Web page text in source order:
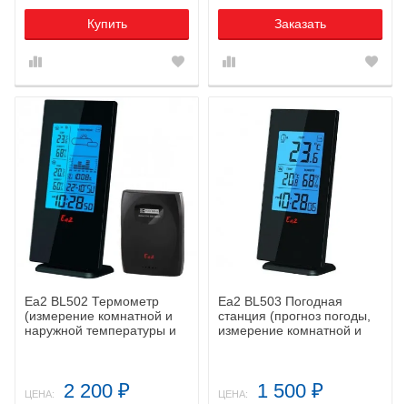
Купить Заказать
Ea2 BL502 Термометр
(измерение комнатной и
наружной температуры и
ЦЕНА: 2 200 ₽
Ea2 BL503 Погодная
станция (прогноз погоды,
измерение комнатной и
ЦЕНА: 1 500 ₽